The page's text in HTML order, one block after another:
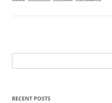
for:
RECENT POSTS